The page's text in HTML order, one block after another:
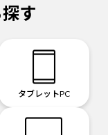
す
タブレットPC